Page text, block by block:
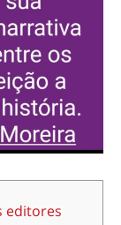
editores